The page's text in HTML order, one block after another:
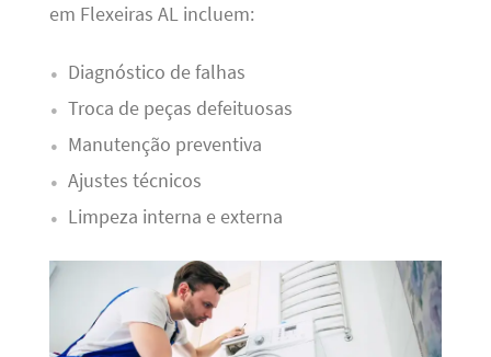
em Flexeiras AL incluem:
Diagnóstico de falhas
Troca de peças defeituosas
Manutenção preventiva
Ajustes técnicos
Limpeza interna e externa